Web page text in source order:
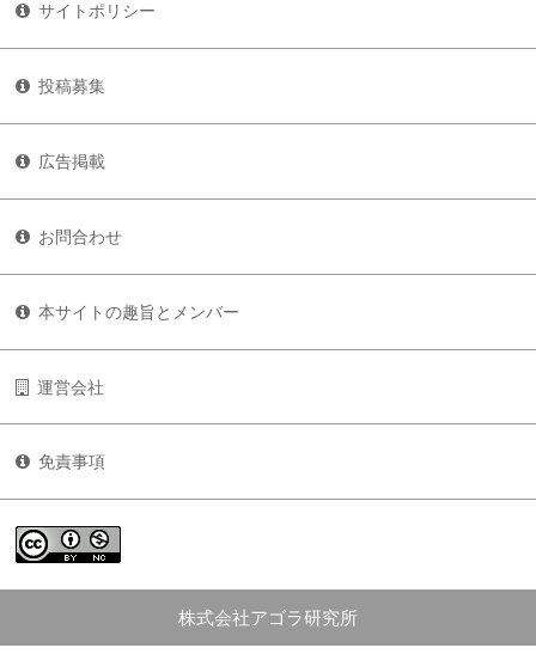
サイトポリシー
投稿募集
広告掲載
お問合わせ
本サイトの趣旨とメンバー
運営会社
免責事項
株式会社アゴラ研究所